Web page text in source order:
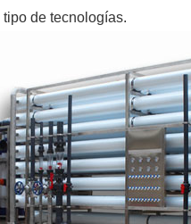
de tecnologías.